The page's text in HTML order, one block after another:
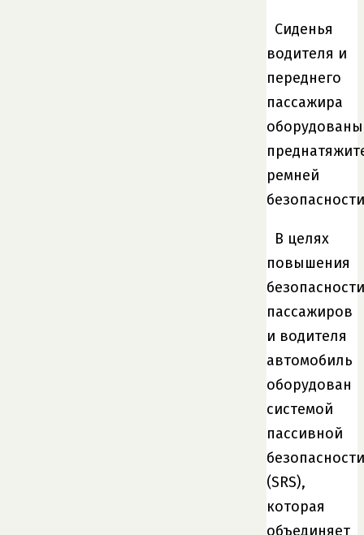
Сиденья
водителя и
переднего
пассажира
оборудованы
ремней
В целях
повышения
безопасности
пассажиров
и водителя
автомобиль
оборудован
системой
пассивной
безопасности
(SRS),
которая
объединяет